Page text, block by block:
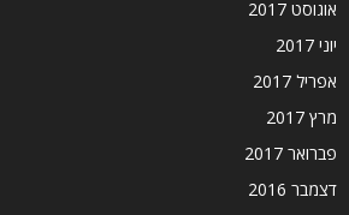
אוגוסט 2017
יוני 2017
אפריל 2017
מרץ 2017
פברואר 2017
דצמבר 2016